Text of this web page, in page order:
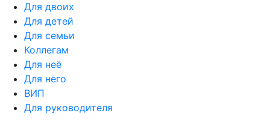
Для двоих
Для детей
Для семьи
Коллегам
Для неё
Для него
ВИП
Для руководителя